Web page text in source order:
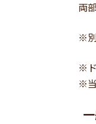
両
※
※
※